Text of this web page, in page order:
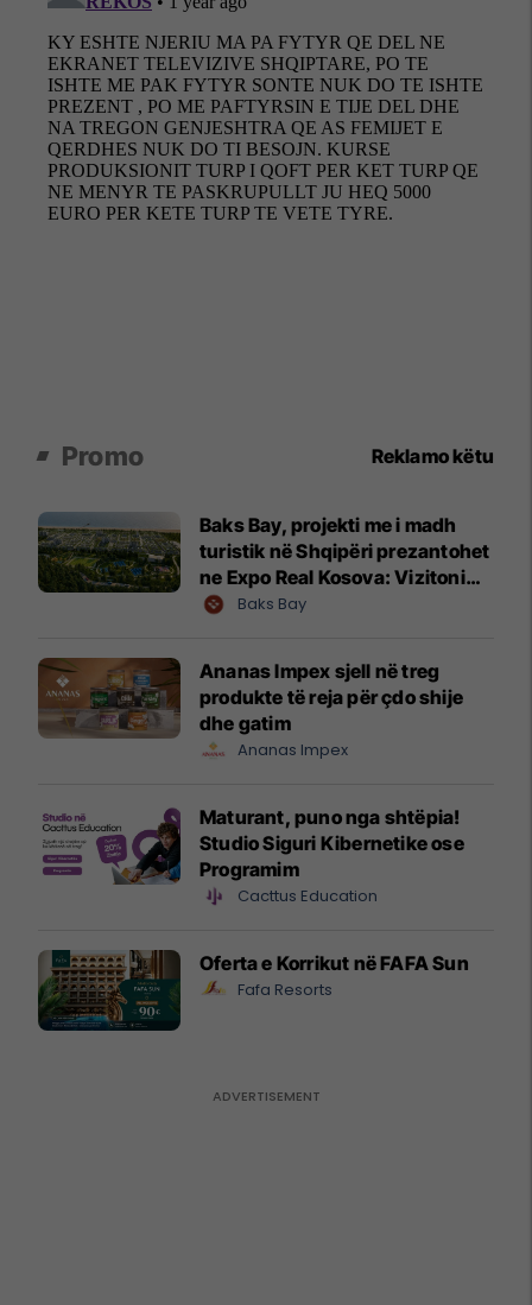
Promo Reklamo këtu
Baks Bay, projekti me i madh
turistik në Shqipëri prezantohet
ne Expo Real Kosova: Vizitoni
shtandin dhe zbuloni
Baks Bay
Ananas Impex sjell në treg
produkte të reja për çdo shije
dhe gatim
Ananas Impex
Maturant, puno nga shtëpia!
Studio Siguri Kibernetike ose
Programim
Cacttus Education
Oferta e Korrikut në FAFA Sun
Fafa Resorts